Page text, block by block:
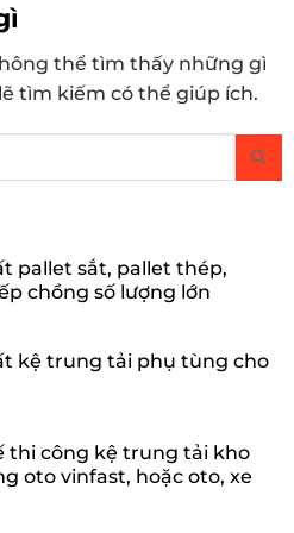
thể tìm thấy những gì
tìm kiếm có thể giúp ích.
pallet sắt, pallet thép,
chồng số lượng lớn
kệ trung tải phụ tùng cho
thi công kệ trung tải kho
oto vinfast, hoặc oto, xe